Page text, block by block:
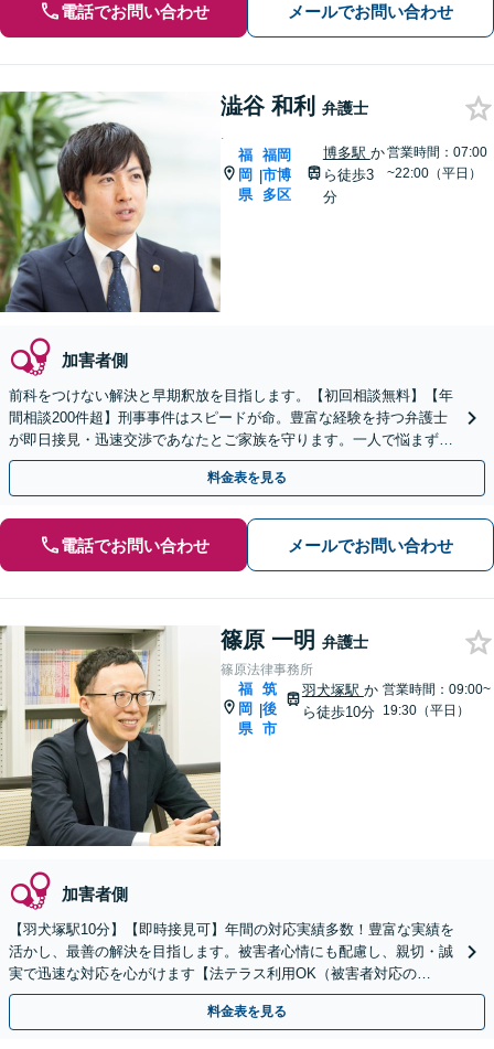
電話でお問い合わせ メールでお問い合わせ
澁谷 和利 弁護士
.
福
岡
県
|
福岡
市博
多区
博多駅 か
ら徒歩3
分
営業時間：07:00
~22:00（平日）
加害者側
前科をつけない解決と早期釈放を目指します。【初回相談無料】【年
間相談200件超】刑事事件はスピードが命。豊富な経験を持つ弁護士
が即日接見・迅速交渉であなたとご家族を守ります。一人で悩まず今
すぐご相談ください【英語対応可能】
料金表を見る
電話でお問い合わせ メールでお問い合わせ
篠原 一明 弁護士
篠原法律事務所
福
岡
県
|
筑
後
市
羽犬塚駅 か
ら徒歩10分
営業時間：09:00~
19:30（平日）
加害者側
【羽犬塚駅10分】【即時接見可】年間の対応実績多数！豊富な実績を
活かし、最善の解決を目指します。被害者心情にも配慮し、親切・誠
実で迅速な対応を心がけます【法テラス利用OK（被害者対応の
み）】【当日・休日・夜間相談OK】
料金表を見る